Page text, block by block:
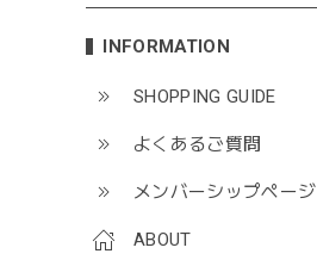
INFORMATION
SHOPPING GUIDE
よくあるご質問
メンバーシップページ
ABOUT